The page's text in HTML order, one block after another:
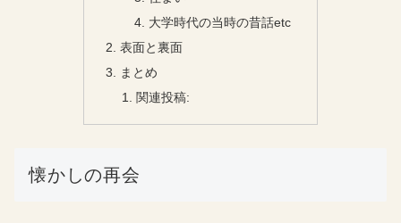
大学時代の当時の昔話etc
表面と裏面
まとめ
関連投稿:
懐かしの再会